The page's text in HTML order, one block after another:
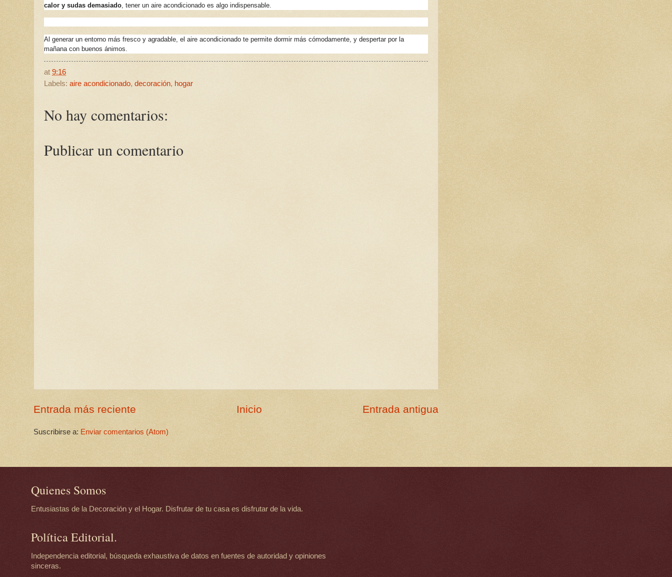
calor y sudas demasiado , tener un aire acondicionado es algo indispensable.
Al generar un entorno más fresco y agradable, el aire acondicionado te permite dormir más cómodamente, y despertar por la
mañana con buenos ánimos.
at 9:16
Labels: aire acondicionado, decoración, hogar
No hay comentarios:
Publicar un comentario
Entrada más reciente Entrada antigua
Inicio
Suscribirse a: Enviar comentarios (Atom)
Quienes Somos
Entusiastas de la Decoración y el Hogar. Disfrutar de tu casa es disfrutar de la vida.
Política Editorial.
Independencia editorial, búsqueda exhaustiva de datos en fuentes de autoridad y opiniones
sinceras.